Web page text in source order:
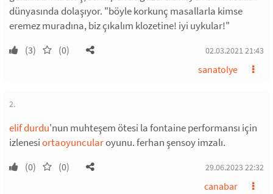
dünyasında dolaşıyor. "böyle korkunç masallarla kimse
eremez muradına, biz çıkalım klozetine! iyi uykular!"
(3) (0) 02.03.2021 21:43
sanatolye
2.
elif durdu'nun muhteşem ötesi la fontaine performansı için
izlenesiortaoyuncularoyunu. ferhan şensoy imzalı.
(0) (0) 29.06.2023 22:32
canabar